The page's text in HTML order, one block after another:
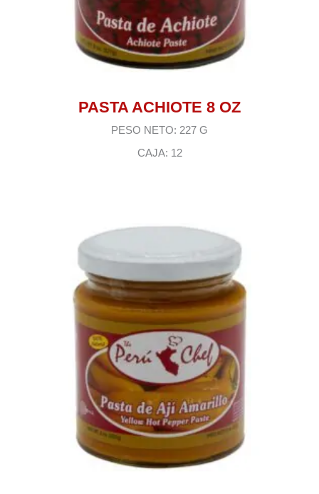
PASTA ACHIOTE 8 OZ
PESO NETO: 227 G
CAJA: 12